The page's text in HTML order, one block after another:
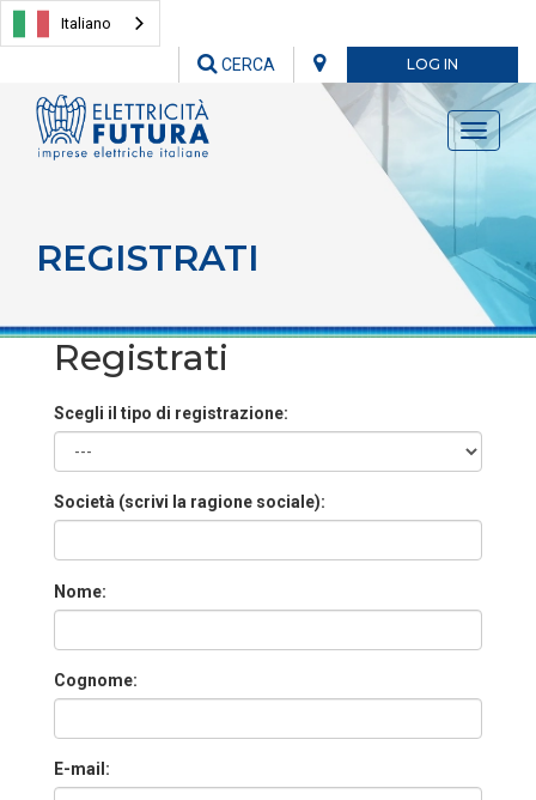
Italiano
LOG IN
CERCA
Toggle
REGISTRATI
Registrati
Scegli il tipo di registrazione:
Società (scrivi la ragione sociale):
Nome:
Cognome:
E-mail: